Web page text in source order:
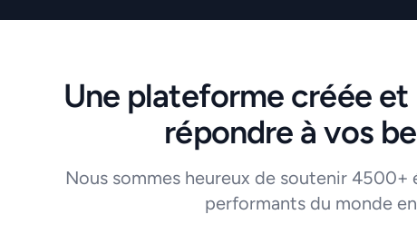
Une plateforme créée et
répondre à vos
Nous sommes heureux de soutenir 4500+
performants du monde